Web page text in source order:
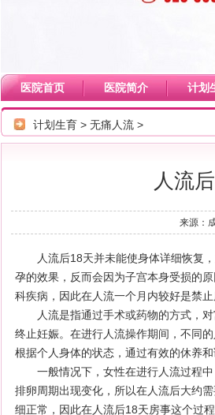
医院首页 医院简介 计划
计划生育 > 无痛人流 >
人流
来源：
人流后18天并未能使身体详细恢复
孕的效果，反而会因为子宫本身受损的
科疾病，因此在人流一个月内较好是禁止
人流是指通过手术或药物的方式，
终止妊娠。在进行人流操作期间，不同
根据个人身体的状态，通过有效的休养
一般情况下，女性在进行人流过程
排卵周期出现变化，所以在人流后大约
细正常，因此在人流后18天房事这个过